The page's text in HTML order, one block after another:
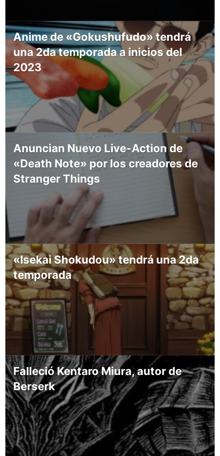
Anime de «Gokushufudo» tendrá
una 2da temporada a inicios del
2023
Anuncian Nuevo Live-Action de
«Death Note» por los creadores de
Stranger Things
«Isekai Shokudou» tendrá una 2da
temporada
Falleció Kentaro Miura, autor de
Berserk